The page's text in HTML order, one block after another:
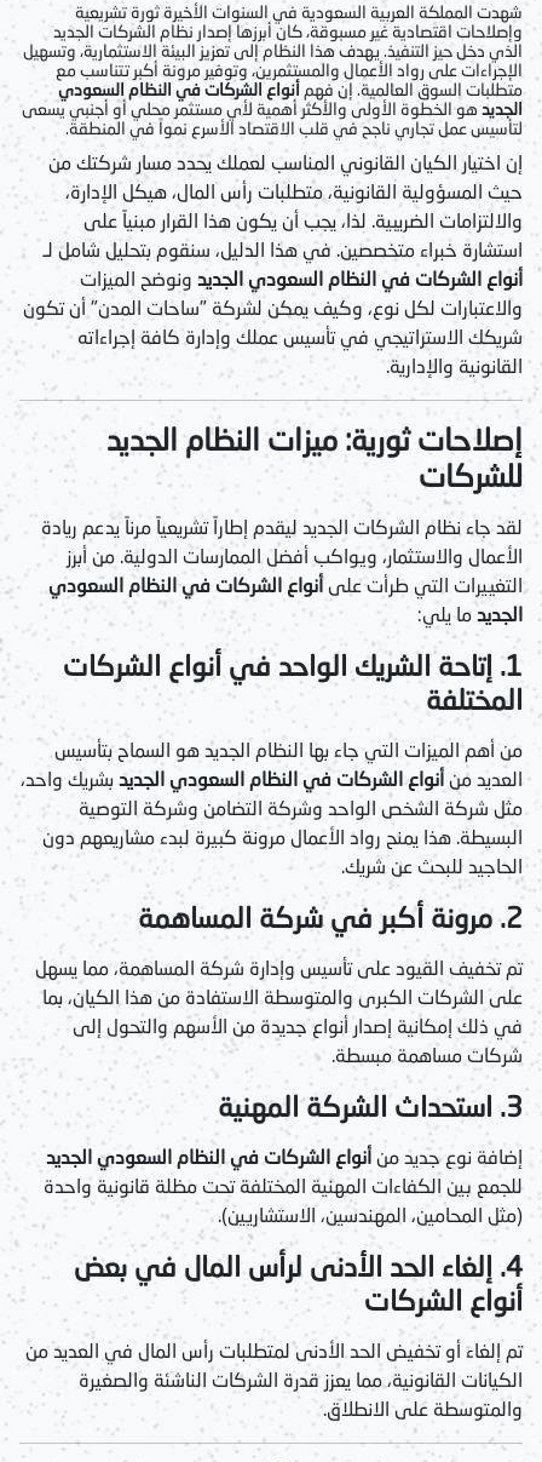
شهدت المملكة العربية السعودية في السنوات الأخيرة ثورة تشريعية
وإصلاحات اقتصادية غير مسبوقة، كان أبرزها إصدار نظام الشركات الجديد
الذي دخل حيز التنفيذ. يهدف هذا النظام إلى تعزيز البيئة الاستثمارية، وتسهيل
الإجراءات على رواد الأعمال والمستثمرين، وتوفير مرونة أكبر تتناسب مع
متطلبات السوق العالمية. إن فهم أنواع الشركات في النظام السعودي
الجديد هو الخطوة الأولى والأكثر أهمية لأي مستثمر محلي أو أجنبي يسعى
لتأسيس عمل تجاري ناجح في قلب الاقتصاد الأسرع نمواً في المنطقة.
إن اختيار الكيان القانوني المناسب لعملك يحدد مسار شركتك من
حيث المسؤولية القانونية، متطلبات رأس المال، هيكل الإدارة،
والالتزامات الضريبية. لذا، يجب أن يكون هذا القرار مبنياً على
استشارة خبراء متخصصين. في هذا الدليل، سنقوم بتحليل شامل لـ
أنواع الشركات في النظام السعودي الجديد ونوضح الميزات
والاعتبارات لكل نوع، وكيف يمكن لشركة "ساحات المدن" أن تكون
شريكك الاستراتيجي في تأسيس عملك وإدارة كافة إجراءاته
القانونية والإدارية.
إصلاحات ثورية: ميزات النظام الجديد
للشركات
لقد جاء نظام الشركات الجديد ليقدم إطاراً تشريعياً مرناً يدعم ريادة
الأعمال والاستثمار، ويواكب أفضل الممارسات الدولية. من أبرز
التغييرات التي طرأت علىأنواع الشركات في النظام السعودي
الجديد ما يلي:
1. إتاحة الشريك الواحد في أنواع الشركات
المختلفة
من أهم الميزات التي جاء بها النظام الجديد هو السماح بتأسيس
العديد من أنواع الشركات في النظام السعودي الجديد بشريك واحد،
مثل شركة الشخص الواحد وشركة التضامن وشركة التوصية
البسيطة. هذا يمنح رواد الأعمال مرونة كبيرة لبدء مشاريعهم دون
الحاجيد للبحث عن شريك.
2. مرونة أكبر في شركة المساهمة
تم تخفيف القيود على تأسيس وإدارة شركة المساهمة، مما يسهل
على الشركات الكبرى والمتوسطة الاستفادة من هذا الكيان، بما
في ذلك إمكانية إصدار أنواع جديدة من الأسهم والتحول إلى
شركات مساهمة مبسطة.
3. استحداث الشركة المهنية
إضافة نوع جديد من أنواع الشركات في النظام السعودي الجديد
للجمع بين الكفاءات المهنية المختلفة تحت مظلة قانونية واحدة
(مثل المحامين، المهندسين، الاستشاريين).
4. إلغاء الحد الأدنى لرأس المال في بعض
أنواع الشركات
تم إلغاء أو تخفيض الحد الأدنى لمتطلبات رأس المال في العديد من
الكيانات القانونية، مما يعزز قدرة الشركات الناشئة والصغيرة
والمتوسطة على الانطلاق.